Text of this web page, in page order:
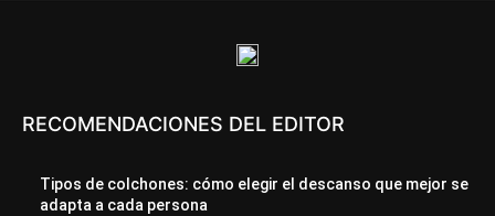
RECOMENDACIONES DEL EDITOR
Tipos de colchones: cómo elegir el descanso que mejor se
adapta a cada persona